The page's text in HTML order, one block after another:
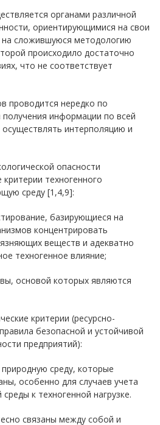
органами различной
ориентирующимися на свои
на сложившуюся методологию
происходило достаточно
что не соответствует
проводится нередко по
информации по всей
интерполяцию и
опасности
техногенного
среду [1,4,9]:
базирующиеся на
концентрировать
веществ и адекватно
техногенное влияние;
основой которых являются
критерии (ресурсно-
безопасной и устойчивой
предприятий):
среду, которые
особенно для случаев учета
к техногенной нагрузке.
связаны между собой и